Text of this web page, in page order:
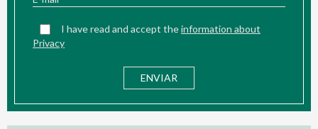
I have read and accept theinformation about
Privacy